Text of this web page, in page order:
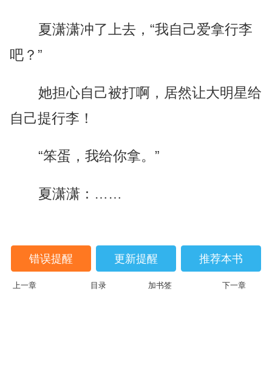
夏潇潇冲了上去，“我自己爱拿行李
吧？”
她担心自己被打啊，居然让大明星给
自己提行李！
“笨蛋，我给你拿。”
夏潇潇：……
错误提醒 更新提醒 推荐本书
上一章 目录 加书签 下一章